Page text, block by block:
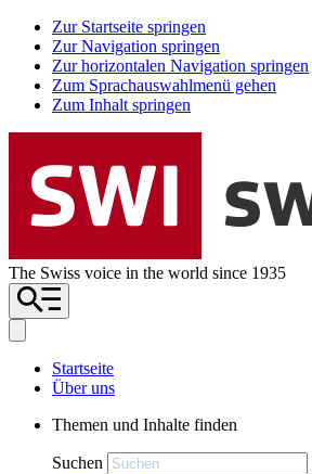
Zur Startseite springen
Zur Navigation springen
Zur horizontalen Navigation springen
Zum Sprachauswahlmenü gehen
Zum Inhalt springen
The Swiss voice in the world since 1935
Startseite
Über uns
Themen und Inhalte finden
Suchen